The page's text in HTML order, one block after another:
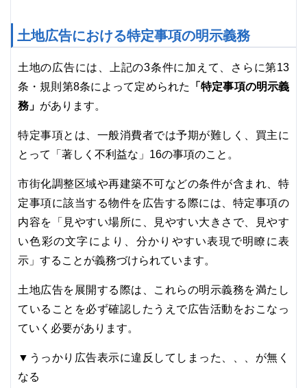
土地広告における特定事項の明示義務
土地の広告には、上記の3条件に加えて、さらに第13
条・規則第8条によって定められた
「特定事項の明示義
務」 があります。
特定事項とは、一般消費者では予期が難しく、買主に
とって「著しく不利益な」16の事項のこと。
市街化調整区域や再建築不可などの条件が含まれ、特
定事項に該当する物件を広告する際には、特定事項の
内容を「見やすい場所に、見やすい大きさで、見やす
い色彩の文字により、分かりやすい表現で明瞭に表
示」することが義務づけられています。
土地広告を展開する際は、これらの明示義務を満たし
ていることを必ず確認したうえで広告活動をおこなっ
ていく必要があります。
▼うっかり広告表示に違反してしまった、、、が無く
なる